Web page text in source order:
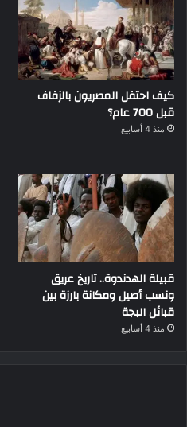
كيف احتفل المصريون بالزفاف
قبل 700 عام؟
منذ 4 أسابيع
قبيلة الهدندوة.. تاريخ عريق
ونسب أصيل ومكانة بارزة بين
قبائل البجة
منذ 4 أسابيع